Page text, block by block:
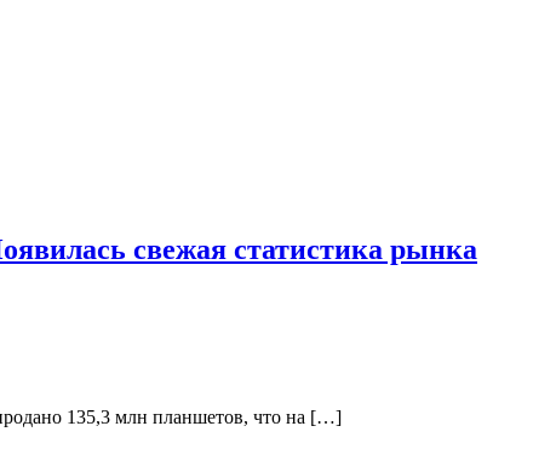
свежая статистика рынка
135,3 млн планшетов, что на […]